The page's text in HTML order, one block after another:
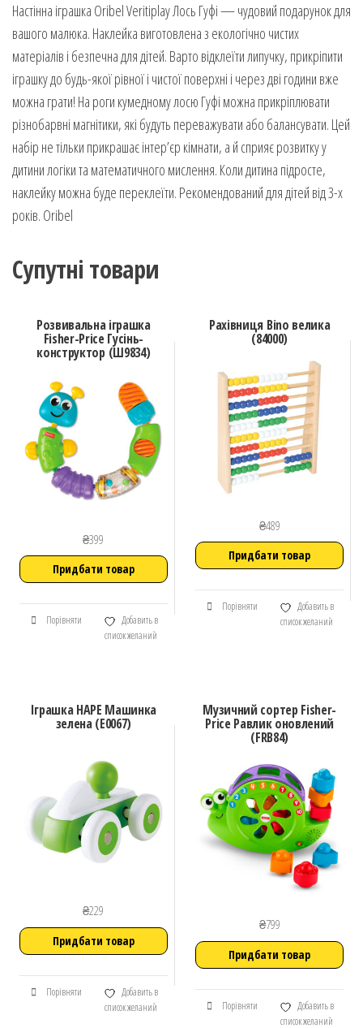
Настінна іграшка Oribel Veritiplay Лось Гуфі — чудовий подарунок для
вашого малюка. Наклейка виготовлена з екологічно чистих
матеріалів і безпечна для дітей. Варто відклеїти липучку, прикріпити
іграшку до будь-якої рівної і чистої поверхні і через дві години вже
можна грати! На роги кумедному лосю Гуфі можна прикріплювати
різнобарвні магнітики, які будуть переважувати або балансувати. Цей
набір не тільки прикрашає інтер’єр кімнати, а й сприяє розвитку у
дитини логіки та математичного мислення. Коли дитина підросте,
наклейку можна буде переклеїти. Рекомендований для дітей від 3-х
років. Oribel
Супутні товари
Розвивальна іграшка
Fisher-Price Гусінь-
конструктор (Ш9834)
₴399
Придбати товар
Порівняти
Добавить в
список желаний
Рахівниця Bino велика
(84000)
₴489
Придбати товар
Порівняти
Добавить в
список желаний
Іграшка HAPE Машинка
зелена (E0067)
₴229
Придбати товар
Порівняти
Добавить в
список желаний
Музичний сортер Fisher-
Price Равлик оновлений
(FRB84)
₴799
Придбати товар
Порівняти
Добавить в
список желаний